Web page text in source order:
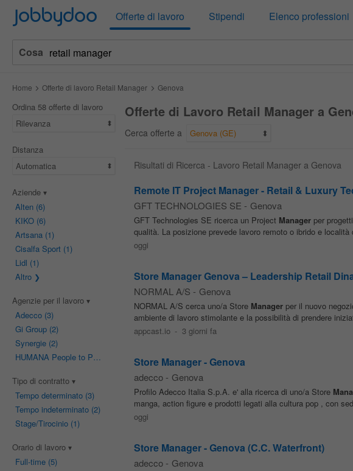
Jobbydoo Offerte di lavoro Stipendi Elenco professioni
Cosa
Home Offerte di lavoro Retail Manager Genova
Ordina 58 offerte di lavoro
Rilevanza
Distanza
Automatica
Aziende
Alten(6)
KIKO(6)
Artsana(1)
Cisalfa Sport(1)
Lidl (1)
Altro
Agenzie per il lavoro
Adecco(3)
Gi Group(2)
Synergie(2)
HUMANA People to People
Tipo di contratto
Tempo determinato(3)
Tempo indeterminato(2)
Stage/Tirocinio(1)
Orario di lavoro
Full-time(5)
Offerte di Lavoro Retail Manager a
Cerca offerte a Genova (GE)
Risultati di Ricerca - Lavoro Retail Manager a Genova
Remote IT Project Manager - Retail & Luxury
GFT TECHNOLOGIES SE - Genova
GFT Technologies SE ricerca un Project Managerper
qualità. La posizione prevede lavoro remoto o ibrido e
oggi
Store Manager Genova – Leadership Retail
NORMAL A/S - Genova
NORMAL A/S cerca uno/a Store Managerper il nuovo
ambiente di lavoro stimolante e la possibilità di prendere
appcast.io - 3 giorni fa
Store Manager - Genova
adecco - Genova
Profilo Adecco Italia S.p.A. e' alla ricerca di uno/a Store
manga, action figure e prodotti legati alla cultura pop , con
oggi
Store Manager - Genova (C.C. Waterfront)
adecco - Genova